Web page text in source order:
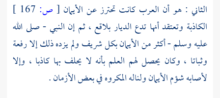
الثاني : هو أن العرب كانت تحترز عن الأيمان [ ص:
الكاذبة وتعتقد أنها تدع الديار بلاقع ، ثم إن النبي - صلى الله
عليه وسلم - أكثر من الأيمان بكل شريف ولم يزده ذلك إلا رفعة
وثباتا ، وكان يحصل لهم العلم بأنه لا يحلف بها كاذبا ، وإلا
لأصابه شؤم الأيمان ولناله المكروه في بعض الأزمان .